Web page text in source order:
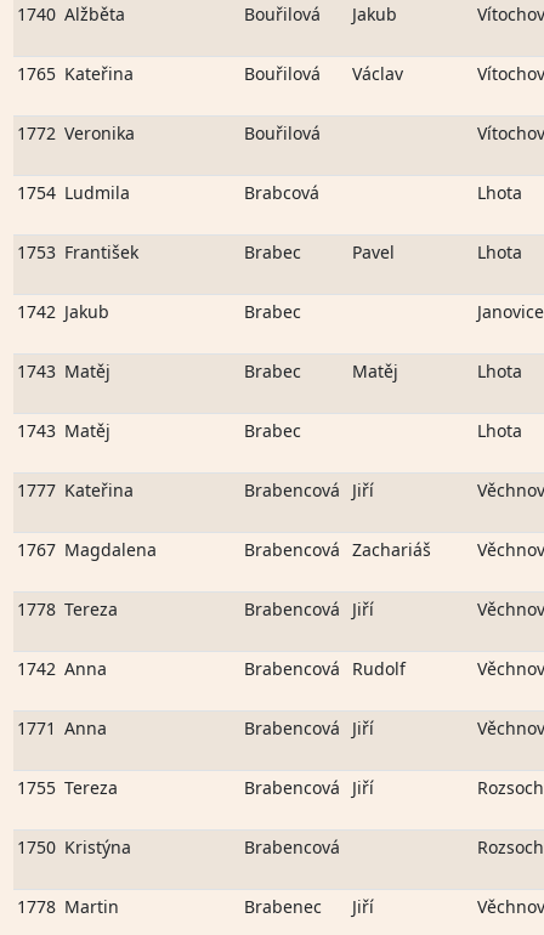
1740 Alžběta Bouřilová Jakub Vítochov
1765 Kateřina Bouřilová Václav Vítochov
1772 Veronika Bouřilová Vítochov
1754 Ludmila Brabcová Lhota
1753 František Brabec Pavel Lhota
1742 Jakub Brabec Janovice
1743 Matěj Brabec Matěj Lhota
1743 Matěj Brabec Lhota
1777 Kateřina Brabencová Jiří Věchnov
1767 Magdalena Brabencová Zachariáš Věchnov
1778 Tereza Brabencová Jiří Věchnov
1742 Anna Brabencová Rudolf Věchnov
1771 Anna Brabencová Jiří Věchnov
1755 Tereza Brabencová Jiří
1750 Kristýna Brabencová
1778 Martin Brabenec Jiří Věchnov